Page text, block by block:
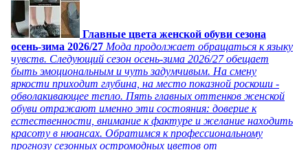
Главные цвета женской обуви сезона
осень-зима 2026/27 Мода продолжает обращаться к языку
чувств. Следующий сезон осень-зима 2026/27 обещает
быть эмоциональным и чуть задумчивым. На смену
яркости приходит глубина, на место показной роскоши -
обволакивающее тепло. Пять главных оттенков женской
обуви отражают именно эти состояния: доверие к
естественности, внимание к фактуре и желание находить
красоту в нюансах. Обратимся к профессиональному
прогнозу сезонных остромодных цветов от